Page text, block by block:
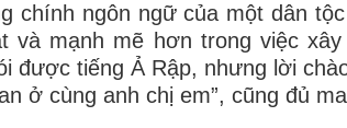
chính ngôn ngữ của một dân
và mạnh mẽ hơn trong việc
được tiếng Ả Rập, nhưng lời
ở cùng anh chị em”, cũng đủ